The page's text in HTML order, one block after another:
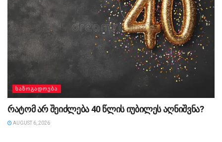
ᲡᲐᲖᲝᲒᲐᲓᲝᲔᲑᲐ
რატომ არ შეიძლება 40 წლის იუბილეს აღნიშვნა?
AUGUST 6, 2026